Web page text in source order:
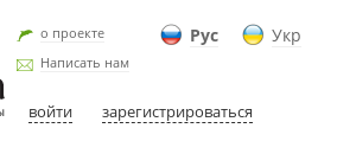
Рус Укр
о проекте
Написать нам
войти зарегистрироваться